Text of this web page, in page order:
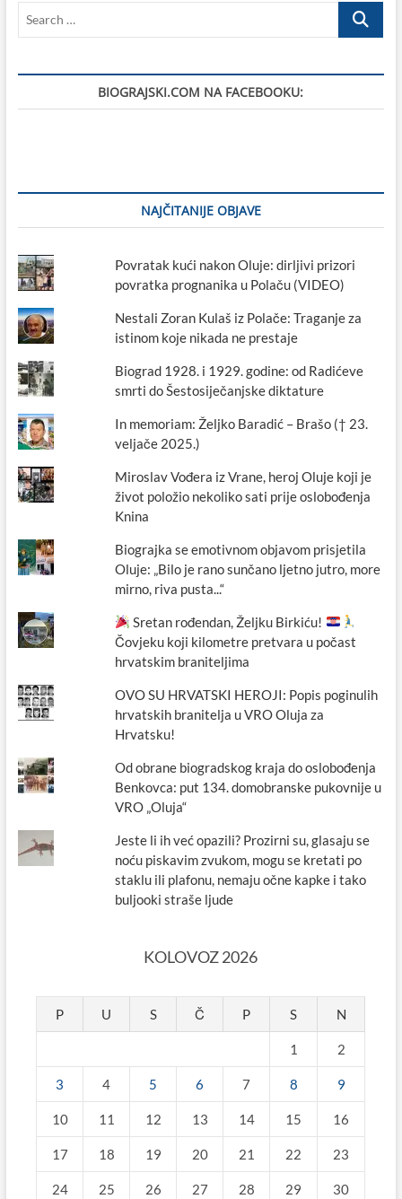
pobjedila
je
svom
nastupu
Search
BIOGRAJSKI.COM NA FACEBOOKU:
NAJČITANIJE OBJAVE
Povratak kući nakon Oluje: dirljivi prizori
povratka prognanika u Polaču (VIDEO)
Nestali Zoran Kulaš iz Polače: Traganje za
istinom koje nikada ne prestaje
Biograd 1928. i 1929. godine: od Radićeve
smrti do Šestosiječanjske diktature
In memoriam: Željko Baradić – Brašo († 23.
veljače 2025.)
Miroslav Vođera iz Vrane, heroj Oluje koji je
život položio nekoliko sati prije oslobođenja
Knina
Biograjka se emotivnom objavom prisjetila
Oluje: „Bilo je rano sunčano ljetno jutro, more
mirno, riva pusta...“
Sretan rođendan, Željku Birkiću!
Čovjeku koji kilometre pretvara u počast
hrvatskim braniteljima
OVO SU HRVATSKI HEROJI: Popis poginulih
hrvatskih branitelja u VRO Oluja za
Hrvatsku!
Od obrane biogradskog kraja do oslobođenja
Benkovca: put 134. domobranske pukovnije u
VRO „Oluja“
Jeste li ih već opazili? Prozirni su, glasaju se
noću piskavim zvukom, mogu se kretati po
staklu ili plafonu, nemaju očne kapke i tako
buljooki straše ljude
KOLOVOZ 2026
P U S Č P S N
1 2
3 4 5 6 7 8 9
10 11 12 13 14 15 16
17 18 19 20 21 22 23
24 25 26 27 28 29 30